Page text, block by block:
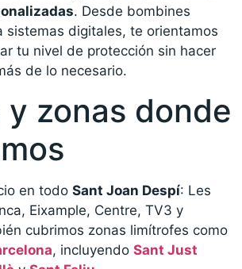
. Desde bombines
sistemas digitales, te orientamos
tu nivel de protección sin hacer
de lo necesario.
y zonas donde
en todo Sant Joan Despí: Les
Eixample, Centre, TV3 y
cubrimos zonas limítrofes como
, incluyendo Sant Just